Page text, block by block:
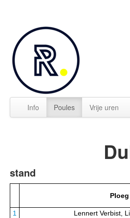
Info Poules Vrije uren
stand
Ploeg
1
Lennert Verbist,